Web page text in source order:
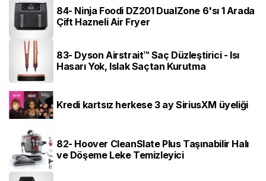
84- Ninja Foodi DZ201 DualZone 6'sı 1 Arada
Çift Hazneli Air Fryer
83- Dyson Airstrait™ Saç Düzleştirici - Isı
Hasarı Yok, Islak Saçtan Kurutma
Kredi kartsız herkese 3 ay SiriusXM üyeliği
82- Hoover CleanSlate Plus Taşınabilir Halı
ve Döşeme Leke Temizleyici